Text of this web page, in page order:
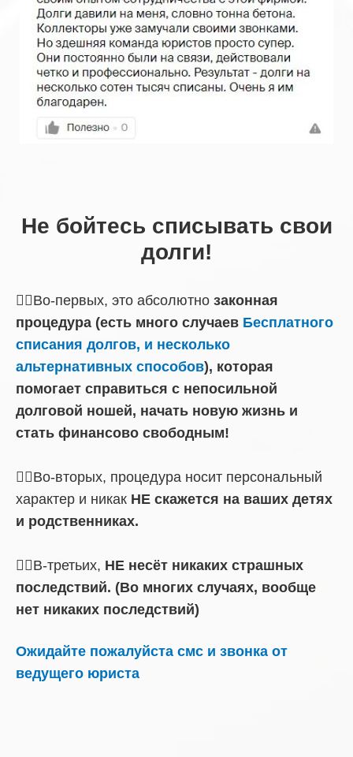
Не бойтесь списывать свои
долги!
☝🏼Во-первых, это абсолютно законная
процедура (есть много случаев Бесплатного
списания долгов, и несколько
альтернативных способов), которая
помогает справиться с непосильной
долговой ношей, начать новую жизнь и
стать финансово свободным!
☝🏼Во-вторых, процедура носит персональный
характер и никак НЕ скажется на ваших детях
и родственниках.
☝🏼В-третьих, НЕ несёт никаких страшных
последствий. (Во многих случаях, вообще
нет никаких последствий)
Ожидайте пожалуйста смс и звонка от
ведущего юриста